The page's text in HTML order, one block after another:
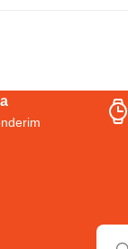
görüntülenemiyor.